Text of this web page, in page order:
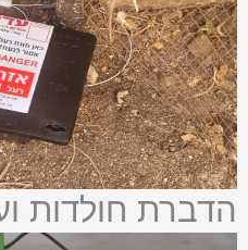
הדברת חולדות